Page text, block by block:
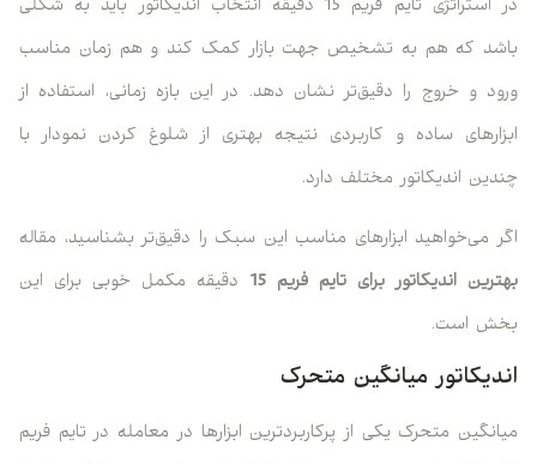
در استراتژی تایم فریم 15 دقیقه انتخاب اندیکاتور باید به شکلی
باشد که هم به تشخیص جهت بازار کمک کند و هم زمان مناسب
ورود و خروج را دقیق‌تر نشان دهد. در این بازه زمانی، استفاده از
ابزارهای ساده و کاربردی نتیجه بهتری از شلوغ کردن نمودار با
چندین اندیکاتور مختلف دارد.
اگر می‌خواهید ابزارهای مناسب این سبک را دقیق‌تر بشناسید، مقاله
بهترین اندیکاتور برای تایم فریم 15
دقیقه مکمل خوبی برای این
بخش است.
اندیکاتور میانگین متحرک
میانگین متحرک یکی از پرکاربردترین ابزارها در معامله در تایم فریم